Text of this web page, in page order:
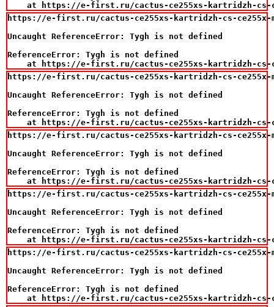
at https://e-first.ru/cactus-ce255xs-kartridzh-
https://e-first.ru/cactus-ce255xs-kartridzh-cs-ce255x-
Uncaught ReferenceError: Tygh is not defined
ReferenceError: Tygh is not defined
at https://e-first.ru/cactus-ce255xs-kartridzh-
https://e-first.ru/cactus-ce255xs-kartridzh-cs-ce255x-
Uncaught ReferenceError: Tygh is not defined
ReferenceError: Tygh is not defined
at https://e-first.ru/cactus-ce255xs-kartridzh-
https://e-first.ru/cactus-ce255xs-kartridzh-cs-ce255x-
Uncaught ReferenceError: Tygh is not defined
ReferenceError: Tygh is not defined
at https://e-first.ru/cactus-ce255xs-kartridzh-
https://e-first.ru/cactus-ce255xs-kartridzh-cs-ce255x-
Uncaught ReferenceError: Tygh is not defined
ReferenceError: Tygh is not defined
at https://e-first.ru/cactus-ce255xs-kartridzh-
https://e-first.ru/cactus-ce255xs-kartridzh-cs-ce255x-
Uncaught ReferenceError: Tygh is not defined
ReferenceError: Tygh is not defined
at https://e-first.ru/cactus-ce255xs-kartridzh-